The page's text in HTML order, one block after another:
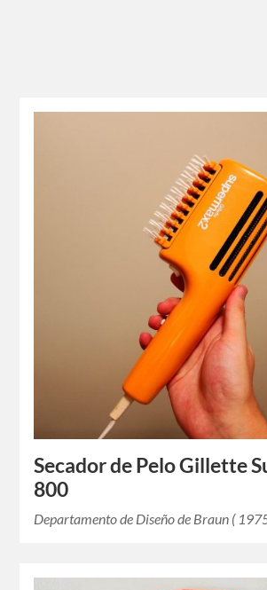
Secador de Pelo Gillette
800
Departamento de Diseño de Braun (